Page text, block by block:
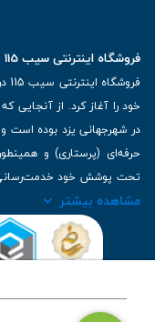
فروشگاه اینترنتی سیب 115
در شهرجهانی یزد بوده است
حرفه‌ای (پرستاری) و
تحت پوشش خود خدمت‌رسانی
برترین برندهای موجود در
| تلفن تماس : 36333383-035 | ایمیل: Info@Sib115.com
مشاهده بیشتر